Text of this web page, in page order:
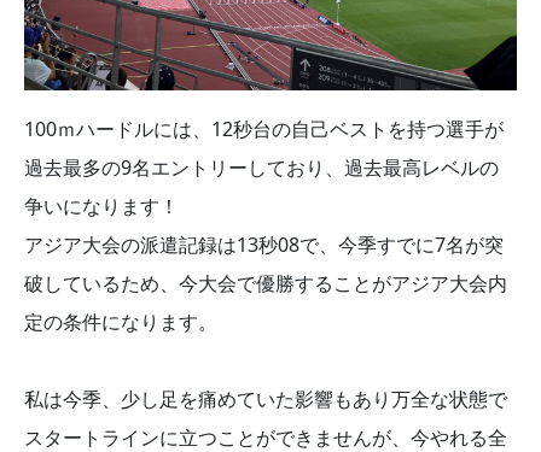
100ｍハードルには、12秒台の自己ベストを持つ選手が
過去最多の9名エントリーしており、過去最高レベルの
争いになります！
アジア大会の派遣記録は13秒08で、今季すでに7名が突
破しているため、今大会で優勝することがアジア大会内
定の条件になります。
私は今季、少し足を痛めていた影響もあり万全な状態で
スタートラインに立つことができませんが、今やれる全